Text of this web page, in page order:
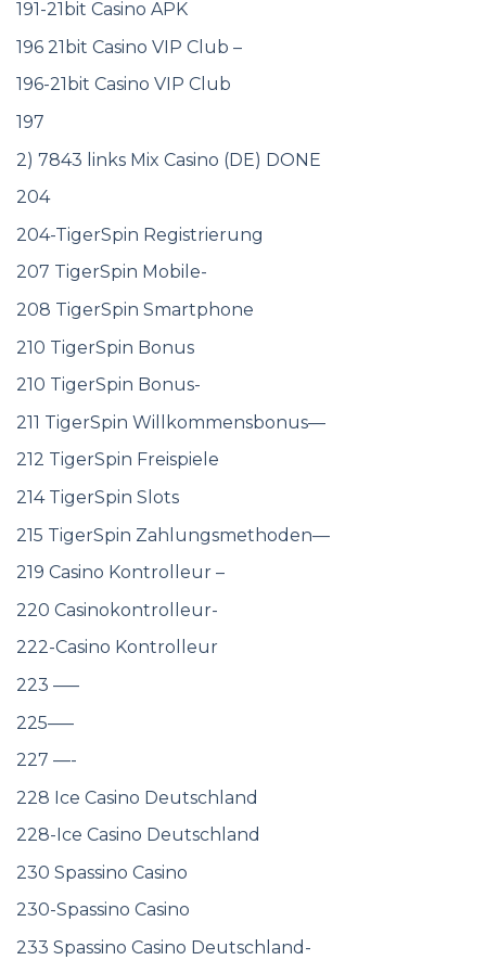
191-21bit Casino APK
196 21bit Casino VIP Club –
196-21bit Casino VIP Club
197
2) 7843 links Mix Casino (DE) DONE
204
204-TigerSpin Registrierung
207 TigerSpin Mobile-
208 TigerSpin Smartphone
210 TigerSpin Bonus
210 TigerSpin Bonus-
211 TigerSpin Willkommensbonus—
212 TigerSpin Freispiele
214 TigerSpin Slots
215 TigerSpin Zahlungsmethoden—
219 Casino Kontrolleur –
220 Casinokontrolleur-
222-Casino Kontrolleur
223 —–
225—–
227 —-
228 Ice Casino Deutschland
228-Ice Casino Deutschland
230 Spassino Casino
230-Spassino Casino
233 Spassino Casino Deutschland-